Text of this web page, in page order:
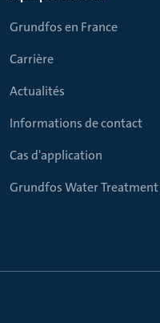
Grundfos en France
Carrière
Actualités
Informations de contact
Cas d'application
Grundfos Water Treatment